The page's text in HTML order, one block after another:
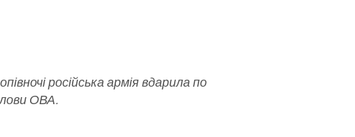
російська армія вдарила по
ОВА.